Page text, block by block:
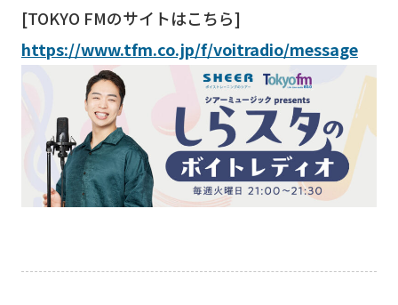
[TOKYO FMのサイトはこちら]
https://www.tfm.co.jp/f/voitradio/message